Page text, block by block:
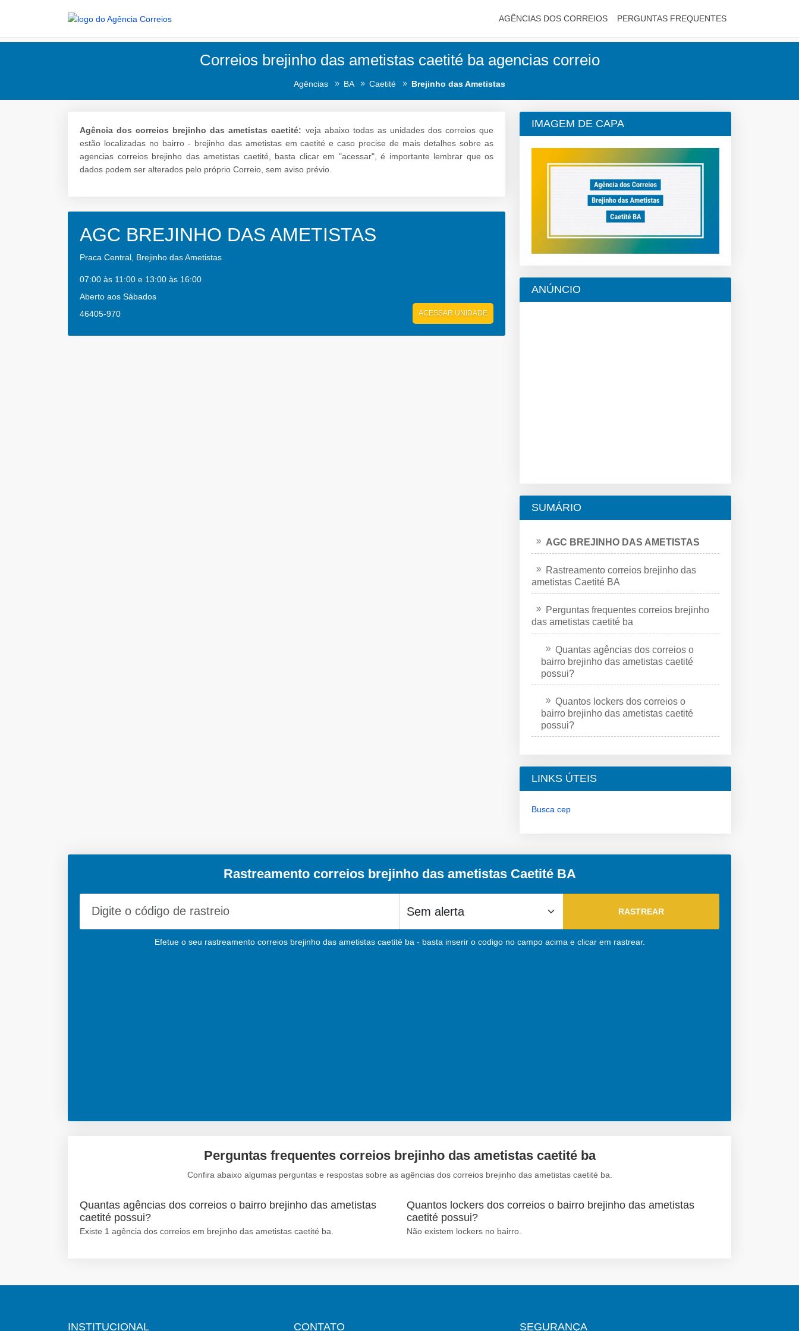
AGÊNCIAS DOS CORREIOS PERGUNTAS FREQUENTES
Correios brejinho das ametistas caetité ba agencias correio
Agências BA Caetité Brejinho das Ametistas
Agência dos correios brejinho das ametistas caetité: veja abaixo todas as unidades dos correios que
estão localizadas no bairro - brejinho das ametistas em caetité e caso precise de mais detalhes sobre as
agencias correios brejinho das ametistas caetité, basta clicar em "acessar", é importante lembrar que os
dados podem ser alterados pelo próprio Correio, sem aviso prévio.
AGC BREJINHO DAS AMETISTAS
Praca Central, Brejinho das Ametistas
07:00 às 11:00 e 13:00 às 16:00
Aberto aos Sábados
46405-970
ACESSAR UNIDADE
IMAGEM DE CAPA
ANÚNCIO
SUMÁRIO
AGC BREJINHO DAS AMETISTAS
Rastreamento correios brejinho das
ametistas Caetité BA
Perguntas frequentes correios brejinho
das ametistas caetité ba
Quantas agências dos correios o
bairro brejinho das ametistas caetité
possui?
Quantos lockers dos correios o
bairro brejinho das ametistas caetité
possui?
LINKS ÚTEIS
Busca cep
Rastreamento correios brejinho das ametistas Caetité BA
Efetue o seu rastreamento correios brejinho das ametistas caetité ba - basta inserir o codigo no campo acima e clicar em rastrear.
Perguntas frequentes correios brejinho das ametistas caetité ba
Confira abaixo algumas perguntas e respostas sobre as agências dos correios brejinho das ametistas caetité ba.
Quantas agências dos correios o bairro brejinho das ametistas
caetité possui?
Existe 1 agência dos correios em brejinho das ametistas caetité ba.
Quantos lockers dos correios o bairro brejinho das ametistas
caetité possui?
Não existem lockers no bairro.
INSTITUCIONAL CONTATO SEGURANÇA